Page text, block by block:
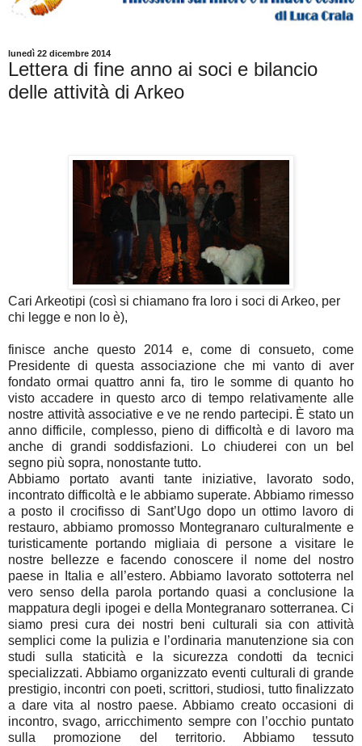
lunedì 22 dicembre 2014
Lettera di fine anno ai soci e bilancio
delle attività di Arkeo
Cari Arkeotipi (così si chiamano fra loro i soci di Arkeo, per
chi legge e non lo è),
finisce anche questo 2014 e, come di consueto, come
Presidente di questa associazione che mi vanto di aver
fondato ormai quattro anni fa, tiro le somme di quanto ho
visto accadere in questo arco di tempo relativamente alle
nostre attività associative e ve ne rendo partecipi. È stato un
anno difficile, complesso, pieno di difficoltà e di lavoro ma
anche di grandi soddisfazioni. Lo chiuderei con un bel
segno più sopra, nonostante tutto.
Abbiamo portato avanti tante iniziative, lavorato sodo,
incontrato difficoltà e le abbiamo superate. Abbiamo rimesso
a posto il crocifisso di Sant’Ugo dopo un ottimo lavoro di
restauro, abbiamo promosso Montegranaro culturalmente e
turisticamente portando migliaia di persone a visitare le
nostre bellezze e facendo conoscere il nome del nostro
paese in Italia e all’estero. Abbiamo lavorato sottoterra nel
vero senso della parola portando quasi a conclusione la
mappatura degli ipogei e della Montegranaro sotterranea. Ci
siamo presi cura dei nostri beni culturali sia con attività
semplici come la pulizia e l’ordinaria manutenzione sia con
studi sulla staticità e la sicurezza condotti da tecnici
specializzati. Abbiamo organizzato eventi culturali di grande
prestigio, incontri con poeti, scrittori, studiosi, tutto finalizzato
a dare vita al nostro paese. Abbiamo creato occasioni di
incontro, svago, arricchimento sempre con l’occhio puntato
sulla promozione del territorio. Abbiamo tessuto